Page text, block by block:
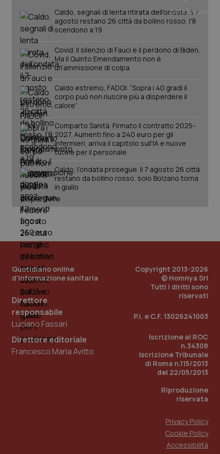
Caldo, segnali di lenta ritirata dell'ondata: il 7
agosto restano 26 città da bollino rosso, l'8
scendono a 19
Covid. Il silenzio di Fauci e il perdono di Biden.
Ma il Quinto Emendamento non è
un’ammissione di colpa
Caldo estremo, FADOI: “Sopra i 40 gradi il
corpo può non riuscire più a disperdere il
calore”
Comparto Sanità. Firmato il contratto 2025-
2027. Aumenti fino a 240 euro per gli
infermieri, arriva il capitolo sull'IA e nuove
tutele per il personale
Caldo, l’ondata prosegue. Il 7 agosto 26 città
restano da bollino rosso, solo Bolzano torna
in giallo
Quotidiano online
d'informazione sanitaria
Direttore
responsabile
Luciano Fassari
Direttore editoriale
Francesco Maria Avitto
Copyright 2013-2026
© Homnya Srl
Tutti i diritti sono
riservati
P.I. e C.F. 13026241003
Iscrizione al ROC
n.34308
Iscrizione Tribunale
di Roma n.115/2013
del 22/05/2013
Riproduzione
riservata
Privacy Policy
Cookie Policy
Accessibilità
_ga
Google LLC
.quotidianosanita.it
PHPSESSID
www.quotidianosanita.it
.quotidianosanita.it
1
mese